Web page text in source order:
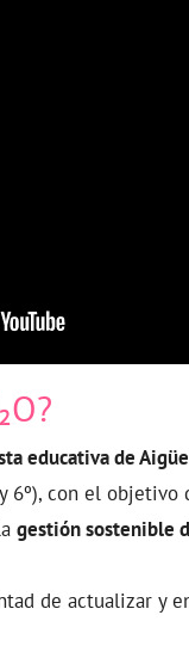
educativa de
6º), con el
gestión sostenible
de actualizar y